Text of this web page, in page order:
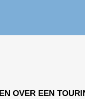
OVER EEN